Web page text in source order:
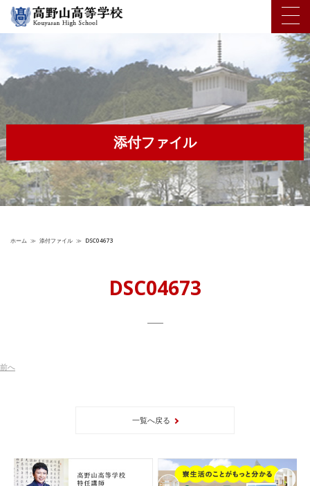
添付ファイル
ホーム ≫ 添付ファイル ≫ DSC04673
DSC04673
前へ
一覧へ戻る